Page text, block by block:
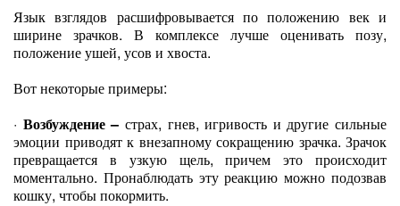
Язык взглядов расшифровывается по положению век и
ширине зрачков. В комплексе лучше оценивать позу,
положение ушей, усов и хвоста.
Вот некоторые примеры:
· Возбуждение – страх, гнев, игривость и другие сильные
эмоции приводят к внезапному сокращению зрачка. Зрачок
превращается в узкую щель, причем это происходит
моментально. Пронаблюдать эту реакцию можно подозвав
кошку, чтобы покормить.